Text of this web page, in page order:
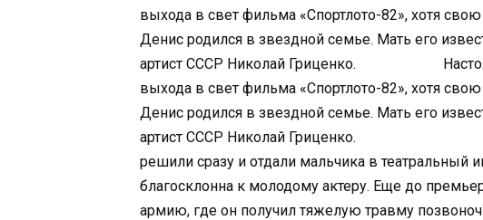
выхода в свет фильма «Спортлото-82», хотя
Денис родился в звездной семье. Мать его
артист СССР Николай Гриценко.
Настоящая
выхода в свет фильма «Спортлото-82», хотя
Денис родился в звездной семье. Мать его
артист СССР Николай Гриценко.
О том, что
решили сразу и отдали мальчика в театральный
благосклонна к молодому актеру. Еще до
армию, где он получил тяжелую травму